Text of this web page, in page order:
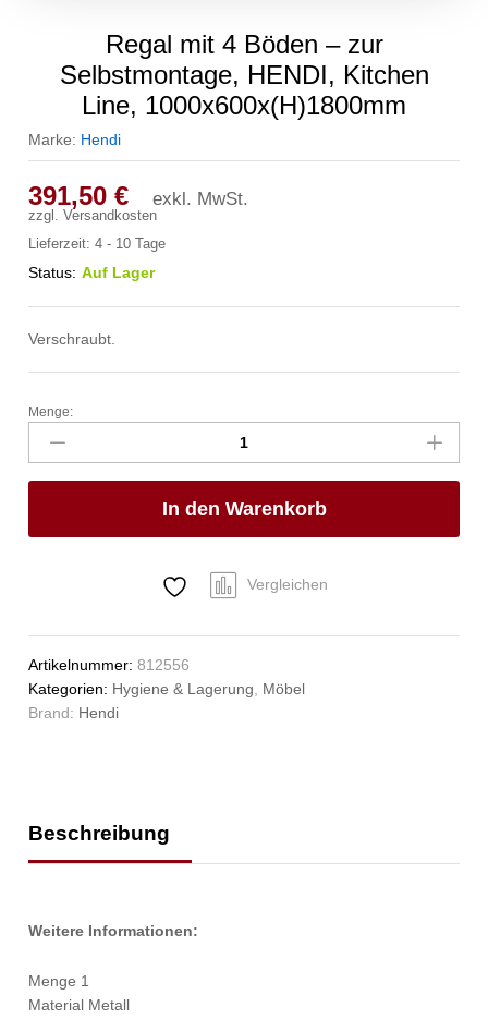
Regal mit 4 Böden – zur
Selbstmontage, HENDI, Kitchen
Line, 1000x600x(H)1800mm
Marke: Hendi
391,50€ exkl. MwSt.
zzgl.Versandkosten
Lieferzeit:4 - 10 Tage
Status: Auf Lager
Verschraubt.
Regal
4
Böden
zur
Line,
1000x600x(H)1800mm
Anzahl
Menge:
In den Warenkorb
Vergleichen
Artikelnummer:812556
Kategorien: Hygiene & Lagerung, Möbel
Brand: Hendi
Beschreibung
Weitere Informationen:
Menge 1
Material Metall